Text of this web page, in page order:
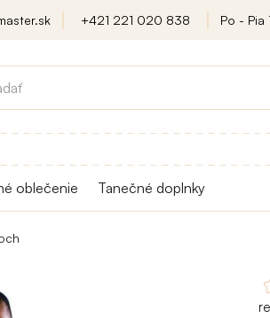
+421 221 020 838 Po - Pia
oblečenie Tanečné doplnky